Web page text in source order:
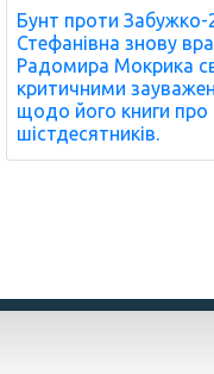
Бунт проти Забужко-
Стефанівна знову
Радомира Мокрика
критичними
щодо його книги про
шістдесятників.